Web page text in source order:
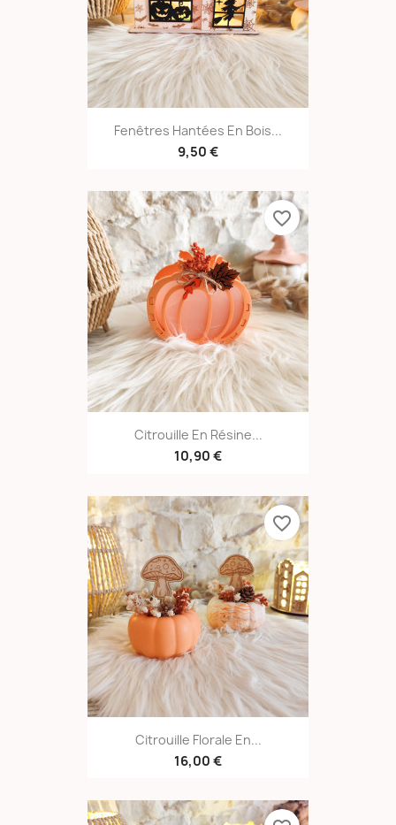
Fenêtres Hantées En Bois...
9,50 €
Citrouille En Résine...
10,90 €
favorite_border
Citrouille Florale En...
16,00 €
favorite_border